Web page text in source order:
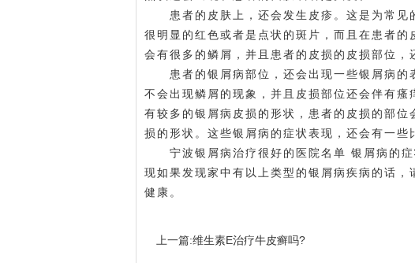
患者的皮肤上，还会发生皮疹。这是为常见
很明显的红色或者是点状的斑片，而且在患者
会有很多的鳞屑，并且患者的皮损的皮损部位，
患者的银屑病部位，还会出现一些银屑病的
不会出现鳞屑的现象，并且皮损部位还会伴有
有较多的银屑病皮损的形状，患者的皮损的部
损的形状。这些银屑病的症状表现，还会有一些
宁波银屑病治疗很好的医院名单 银屑病的症
现如果发现家中有以上类型的银屑病疾病的话
健康。
上一篇:维生素E治疗牛皮癣吗?